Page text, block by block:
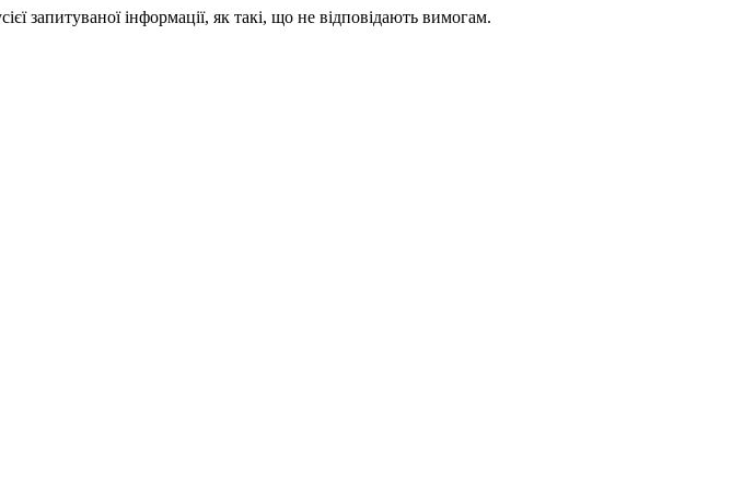
запитуваної інформації, як такі, що не відповідають вимогам.